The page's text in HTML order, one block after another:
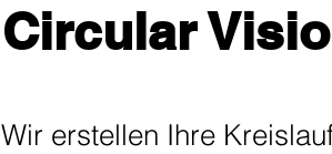
Circular
Wir erstellen Ihre